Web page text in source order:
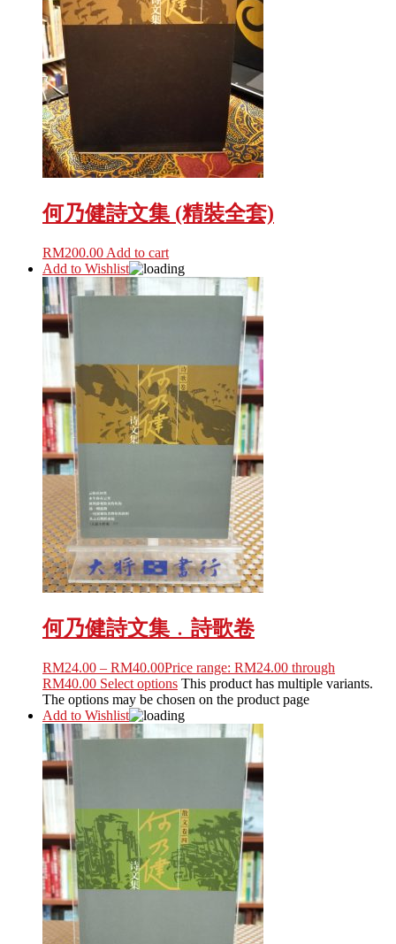
何乃健詩文集 (精裝全套)
RM200.00 Add to cart
Add to Wishlist
何乃健詩文集﹒詩歌卷
RM24.00 – RM40.00Price range: RM24.00 through
RM40.00 Select options This product has multiple variants.
The options may be chosen on the product page
Add to Wishlist